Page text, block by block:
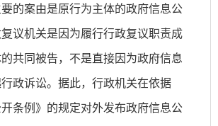
的案由是原行为主体的政府信息公
议机关是因为履行行政复议职责成
共同被告，不是直接因为政府信息
政诉讼。据此，行政机关在依据
开条例》的规定对外发布政府信息公